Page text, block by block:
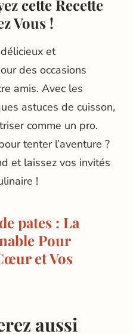
cette Recette
Vous !
et
des occasions
amis. Avec les
astuces de cuisson,
comme un pro.
tenter l’aventure ?
et laissez vos invités
!
pates : La
Pour
et Vos
aussi